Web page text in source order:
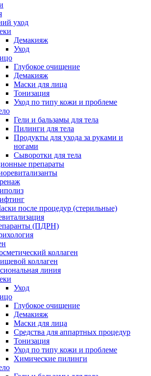
уход
Демакияж
Уход
Глубокое очищение
Демакияж
Маски для лица
Тонизация
Уход по типу кожи и проблеме
Гели и бальзамы для тела
Пилинги для тела
Продукты для ухода за руками и
ногами
Сыворотки для тела
препараты
после процедур (стерильные)
(ПДРН)
коллаген
коллаген
линия
Уход
Глубокое очищение
Демакияж
Маски для лица
Средства для аппартных процедур
Тонизация
Уход по типу кожи и проблеме
Химические пилинги